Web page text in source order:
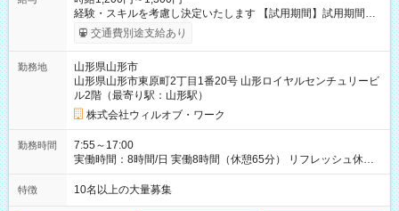
経験・スキルを考慮し決定いたします 【試用期間】試用期間あ
り 試用期間の長さ：1ヶ月 雇用形態、給与は本採用時と同じで
す。
交通費別途支給あり
勤務地
山形県山形市
山形県山形市東原町2丁目1番20号 山形ロイヤルセンチュリービ
ル2階（最寄り駅：山形駅）
株式会社ウィルオブ・ワーク
勤務時間
7:55～17:00
実働時間：8時間/日 実働8時間（休憩65分） リフレッシュ休憩
あり（有給） 残業～5時間/月 程度
特徴 10名以上の大量募集